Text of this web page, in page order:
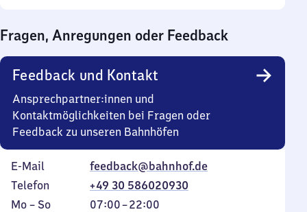
0
Uhr
Fragen, Anregungen oder Feedback
Feedback und Kontakt
Ansprechpartner:innen und
Kontaktmöglichkeiten bei Fragen oder
Feedback zu unseren Bahnhöfen
E-Mail
feedback@bahnhof.de
Telefon
+49 30 586020930
Montag
Mo – So,
07:00–22:00
Von